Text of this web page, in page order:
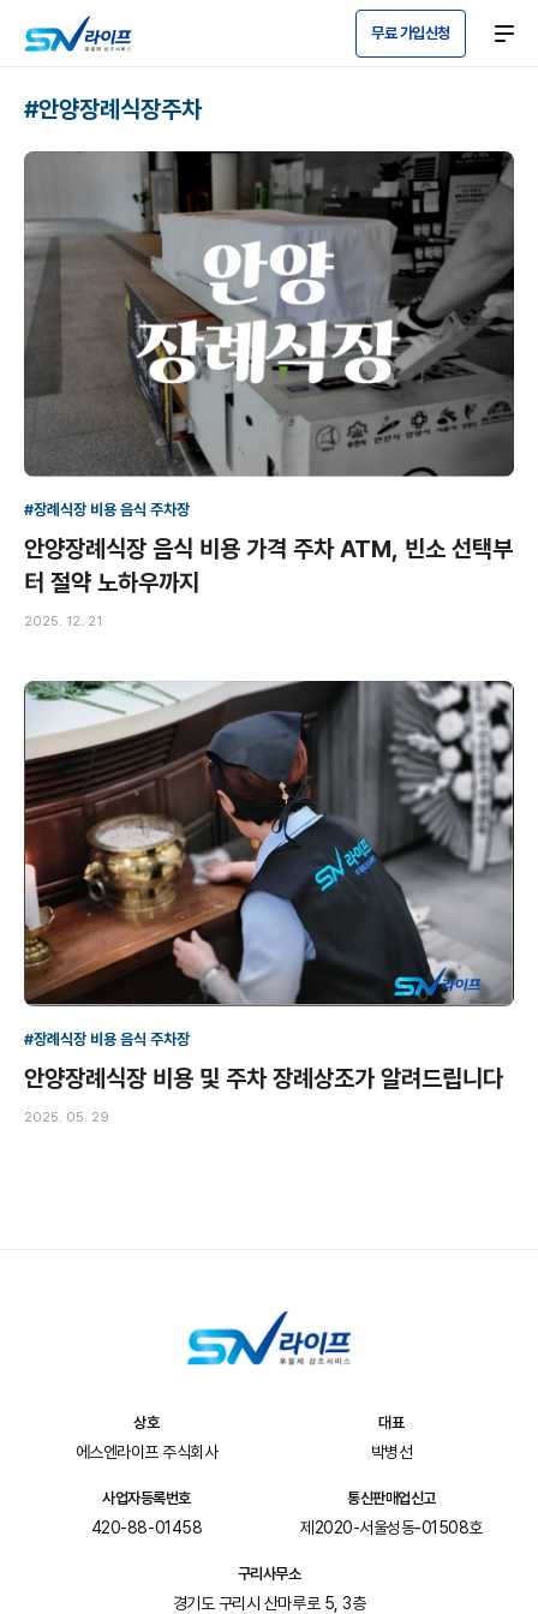
무료 가입신청
#안양장례식장주차
#장례식장 비용 음식 주차장
안양장례식장 음식 비용 가격 주차 ATM, 빈소 선택부
터 절약 노하우까지
2025. 12. 21
#장례식장 비용 음식 주차장
안양장례식장 비용 및 주차 장례상조가 알려드립니다
2025. 05. 29
상호
에스엔라이프 주식회사
대표
박병선
사업자등록번호
420-88-01458
통신판매업신고
제2020-서울성동-01508호
구리사무소
경기도 구리시 산마루로 5, 3층